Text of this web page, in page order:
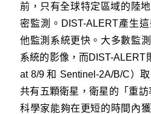
前，只有全球特定區域的陸
密監測。DIST-ALERT產生
他監測系統更快。大多數監
系統的影像，而DIST-ALERT
at 8/9 和 Sentinel-2A/B/C）
共有五顆衛星，衛星的「重
科學家能夠在更短的時間內